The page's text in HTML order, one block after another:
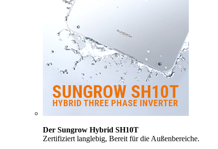
Der Sungrow Hybrid SH10T
Zertifiziert langlebig, Bereit für die Außenbereiche.